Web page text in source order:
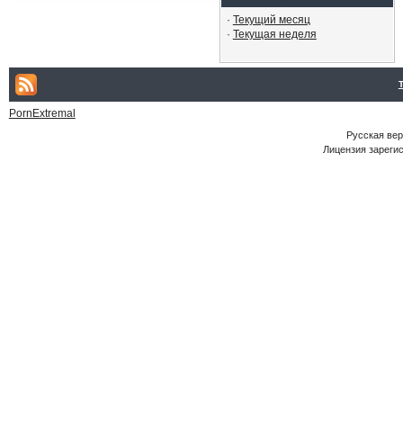
· Текущий месяц
· Текущая неделя
PornExtremal
Русская
Лицензия